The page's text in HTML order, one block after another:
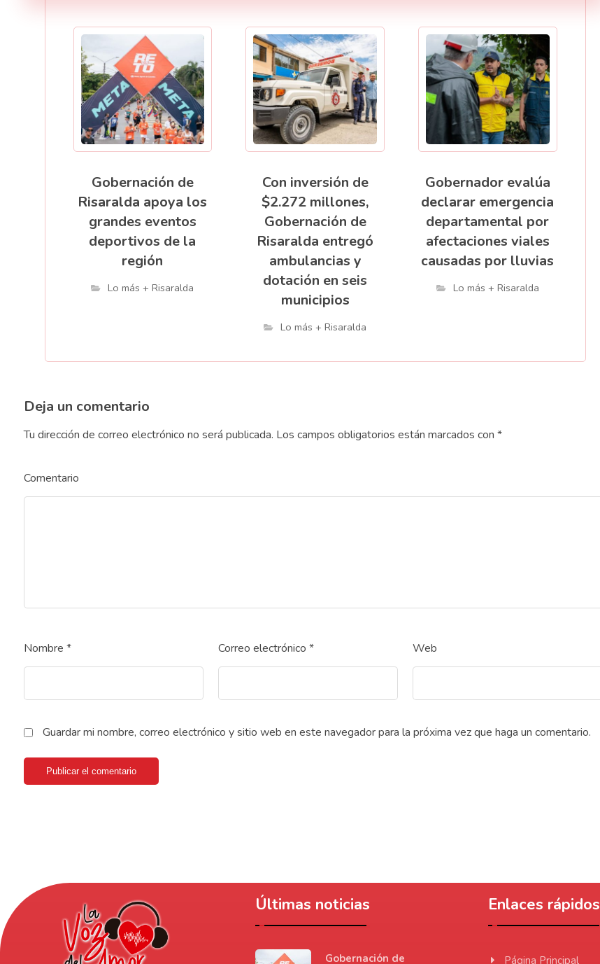
Gobernación de
Risaralda apoya los
grandes eventos
deportivos de la
región
Lo más + Risaralda
Con inversión de
$2.272 millones,
Gobernación de
Risaralda entregó
ambulancias y
dotación en seis
municipios
Lo más + Risaralda
Gobernador evalúa
declarar emergencia
departamental por
afectaciones viales
causadas por lluvias
Lo más + Risaralda
Deja un comentario
Tu dirección de correo electrónico no será publicada. Los campos obligatorios están marcados con *
Comentario
Nombre * Correo electrónico * Web
Guardar mi nombre, correo electrónico y sitio web en este navegador para la próxima vez que haga un comentario.
Publicar el comentario
Últimas noticias
Gobernación de
Enlaces rápidos
Página Principal